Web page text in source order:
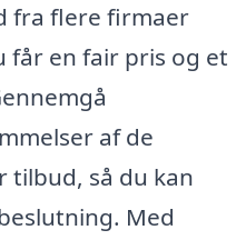
fra flere firmaer
får en fair pris og et
af de
tilbud, så du kan
Med